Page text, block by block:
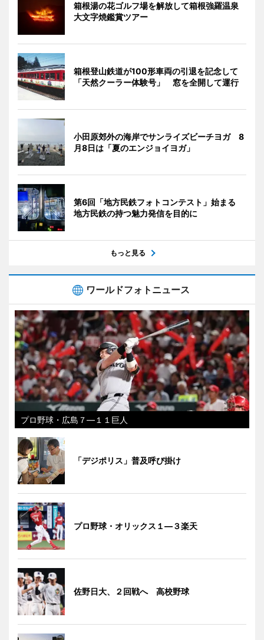
箱根湯の花ゴルフ場を解放して箱根強羅温泉
大文字焼鑑賞ツアー
箱根登山鉄道が100形車両の引退を記念して
「天然クーラー体験号」 窓を全開して運行
小田原郊外の海岸でサンライズビーチヨガ 8
月8日は「夏のエンジョイヨガ」
第6回「地方民鉄フォトコンテスト」始まる
地方民鉄の持つ魅力発信を目的に
もっと見る
ワールドフォトニュース
プロ野球・広島７―１１巨人
「デジポリス」普及呼び掛け
プロ野球・オリックス１―３楽天
佐野日大、２回戦へ 高校野球